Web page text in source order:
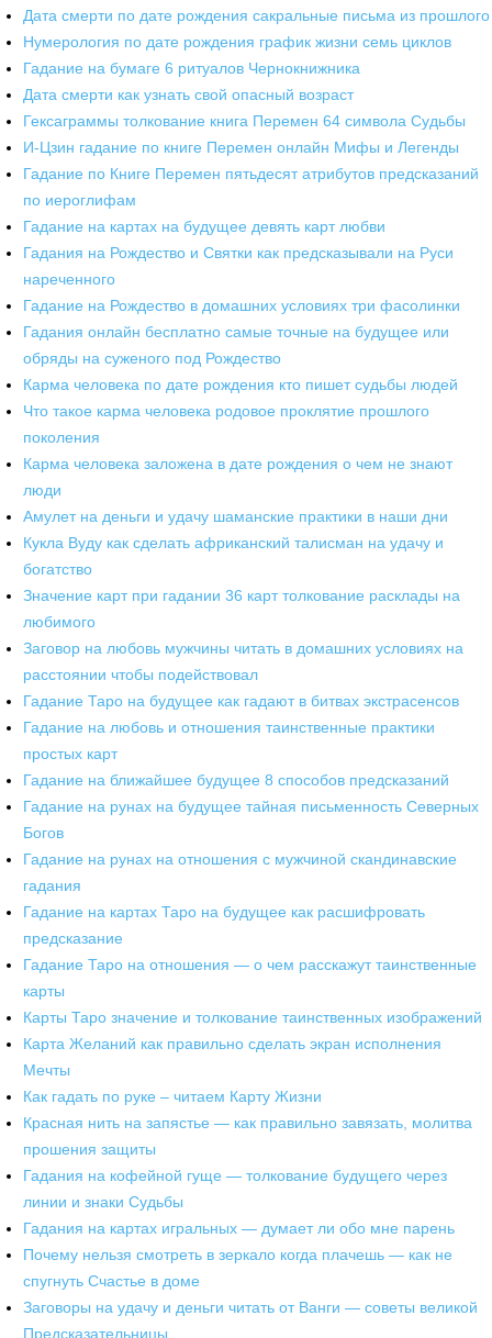
Дата смерти по дате рождения сакральные письма из прошлого
Нумерология по дате рождения график жизни семь циклов
Гадание на бумаге 6 ритуалов Чернокнижника
Дата смерти как узнать свой опасный возраст
Гексаграммы толкование книга Перемен 64 символа Судьбы
И-Цзин гадание по книге Перемен онлайн Мифы и Легенды
Гадание по Книге Перемен пятьдесят атрибутов предсказаний
по иероглифам
Гадание на картах на будущее девять карт любви
Гадания на Рождество и Святки как предсказывали на Руси
нареченного
Гадание на Рождество в домашних условиях три фасолинки
Гадания онлайн бесплатно самые точные на будущее или
обряды на суженого под Рождество
Карма человека по дате рождения кто пишет судьбы людей
Что такое карма человека родовое проклятие прошлого
поколения
Карма человека заложена в дате рождения о чем не знают
люди
Амулет на деньги и удачу шаманские практики в наши дни
Кукла Вуду как сделать африканский талисман на удачу и
богатство
Значение карт при гадании 36 карт толкование расклады на
любимого
Заговор на любовь мужчины читать в домашних условиях на
расстоянии чтобы подействовал
Гадание Таро на будущее как гадают в битвах экстрасенсов
Гадание на любовь и отношения таинственные практики
простых карт
Гадание на ближайшее будущее 8 способов предсказаний
Гадание на рунах на будущее тайная письменность Северных
Богов
Гадание на рунах на отношения с мужчиной скандинавские
гадания
Гадание на картах Таро на будущее как расшифровать
предсказание
Гадание Таро на отношения — о чем расскажут таинственные
карты
Карты Таро значение и толкование таинственных изображений
Карта Желаний как правильно сделать экран исполнения
Мечты
Как гадать по руке – читаем Карту Жизни
Красная нить на запястье — как правильно завязать, молитва
прошения защиты
Гадания на кофейной гуще — толкование будущего через
линии и знаки Судьбы
Гадания на картах игральных — думает ли обо мне парень
Почему нельзя смотреть в зеркало когда плачешь — как не
спугнуть Счастье в доме
Заговоры на удачу и деньги читать от Ванги — советы великой
Предсказательницы